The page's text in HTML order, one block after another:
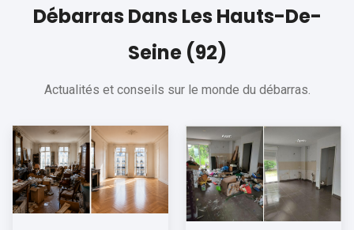
Débarras Dans Les Hauts-De-
Seine (92)
Actualités et conseils sur le monde du débarras.